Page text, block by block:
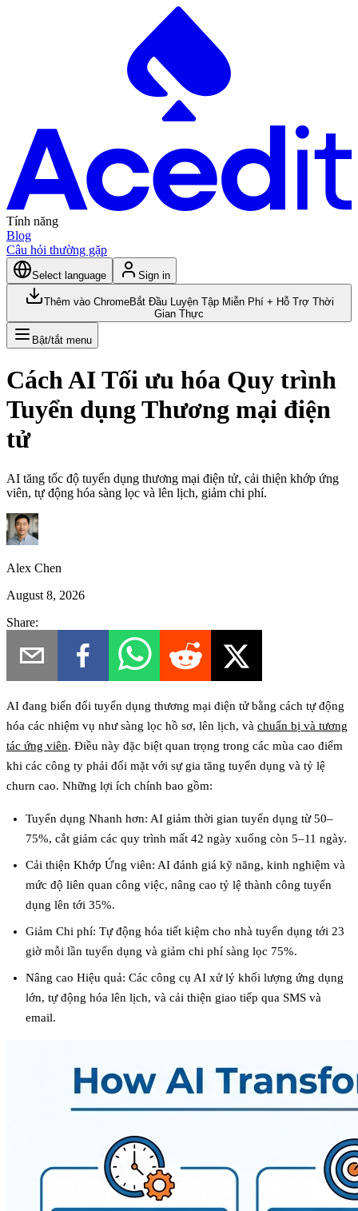
Tính năng
Blog
Câu hỏi thường gặp
Select language Sign in
Thêm vào ChromeBắt Đầu Luyện Tập Miễn Phí + Hỗ Trợ Thời
Gian Thực
Bật/tắt menu
Cách AI Tối ưu hóa Quy trình
Tuyển dụng Thương mại điện
tử
AI tăng tốc độ tuyển dụng thương mại điện tử, cải thiện khớp ứng
viên, tự động hóa sàng lọc và lên lịch, giảm chi phí.
Alex Chen
August 8, 2026
Share:
AI đang biến đổi tuyển dụng thương mại điện tử bằng cách tự động
hóa các nhiệm vụ như sàng lọc hồ sơ, lên lịch, và chuẩn bị và tương
tác ứng viên. Điều này đặc biệt quan trọng trong các mùa cao điểm
khi các công ty phải đối mặt với sự gia tăng tuyển dụng và tỷ lệ
churn cao. Những lợi ích chính bao gồm:
Tuyển dụng Nhanh hơn: AI giảm thời gian tuyển dụng từ 50–
75%, cắt giảm các quy trình mất 42 ngày xuống còn 5–11 ngày.
Cải thiện Khớp Ứng viên: AI đánh giá kỹ năng, kinh nghiệm và
mức độ liên quan công việc, nâng cao tỷ lệ thành công tuyển
dụng lên tới 35%.
Giảm Chi phí: Tự động hóa tiết kiệm cho nhà tuyển dụng tới 23
giờ mỗi lần tuyển dụng và giảm chi phí sàng lọc 75%.
Nâng cao Hiệu quả: Các công cụ AI xử lý khối lượng ứng dụng
lớn, tự động hóa lên lịch, và cải thiện giao tiếp qua SMS và
email.